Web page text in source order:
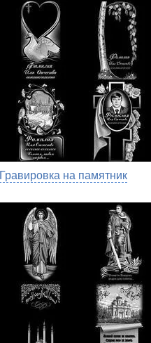
Гравировка на памятник